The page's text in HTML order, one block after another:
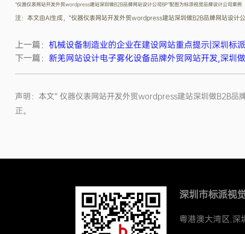
“仪器仪表网站开发外贸wordpress建站深圳做B2B品牌网站设计公司BP”配图为标派视觉品牌设计公司案例
注：本文由AI生成，“仪器仪表网站开发外贸wordpress建站深圳做B2B品牌网站设计
上一篇： 机械设备制造业的企业在建设网站重点提示|深圳标
下一篇： 新羌网站设计电子雾化设备品牌外贸网站开发,深圳
声明：本文“ 仪器仪表网站开发外贸wordpress建站深圳做B2B品
正。
深圳市标派视
粤港澳大湾区.深